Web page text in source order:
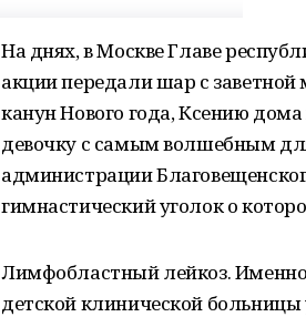
На днях, в Москве Главе
акции передали шар с
канун Нового года, Ксению
девочку с самым волшебным
администрации
гимнастический уголок о
Лимфобластный лейкоз. Именно
детской клинической